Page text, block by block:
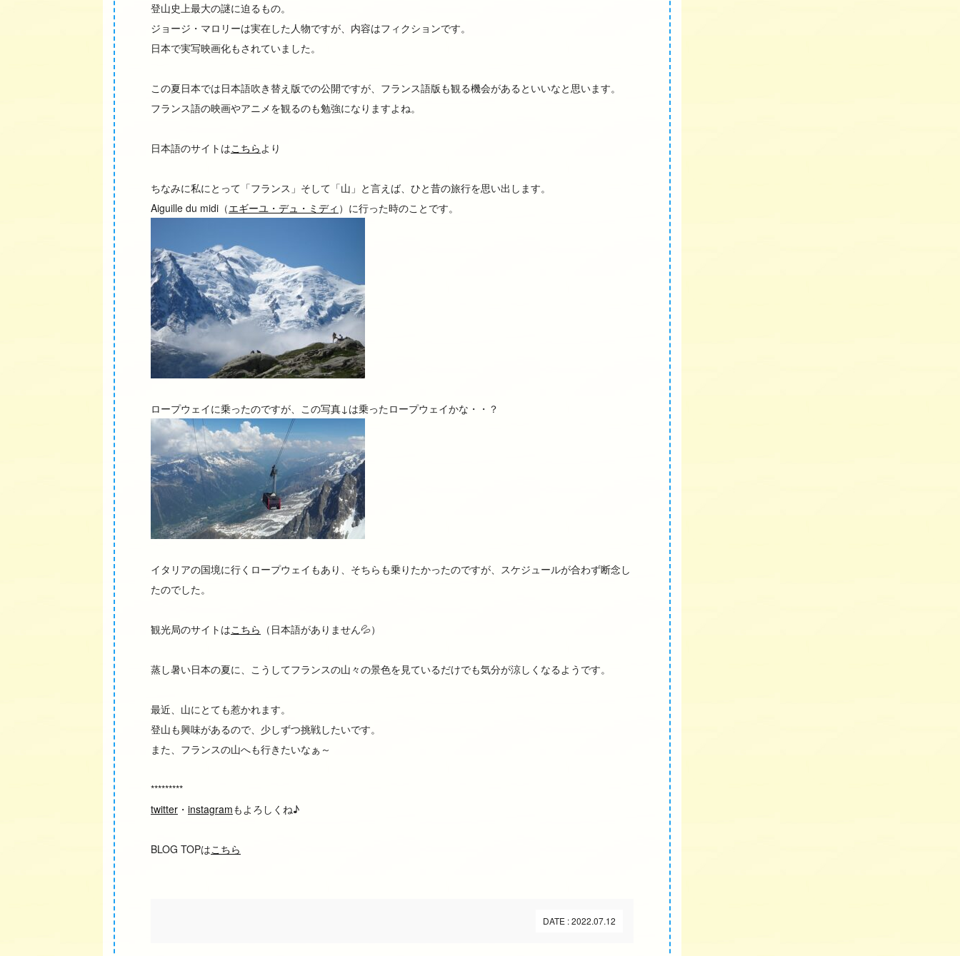
登山史上最大の謎に迫るもの。
ジョージ・マロリーは実在した人物ですが、内容はフィクションです。
日本で実写映画化もされていました。
この夏日本では日本語吹き替え版での公開ですが、フランス語版も観る機会があるといいなと思います。
フランス語の映画やアニメを観るのも勉強になりますよね。
日本語のサイトはこちらより
ちなみに私にとって「フランス」そして「山」と言えば、ひと昔の旅行を思い出します。
Aiguille du midi（エギーユ・デュ・ミディ ）に行った時のことです。
ロープウェイに乗ったのですが、この写真↓は乗ったロープウェイかな・・？
イタリアの国境に行くロープウェイもあり、そちらも乗りたかったのですが、スケジュールが合わず断念し
たのでした。
観光局のサイトはこちら （日本語がありません💦）
蒸し暑い日本の夏に、こうしてフランスの山々の景色を見ているだけでも気分が涼しくなるようです。
最近、山にとても惹かれます。
登山も興味があるので、少しずつ挑戦したいです。
また、フランスの山へも行きたいなぁ～
*********
twitter ・ instagramもよろしくね♪
BLOG TOPはこちら
DATE : 2022.07.12